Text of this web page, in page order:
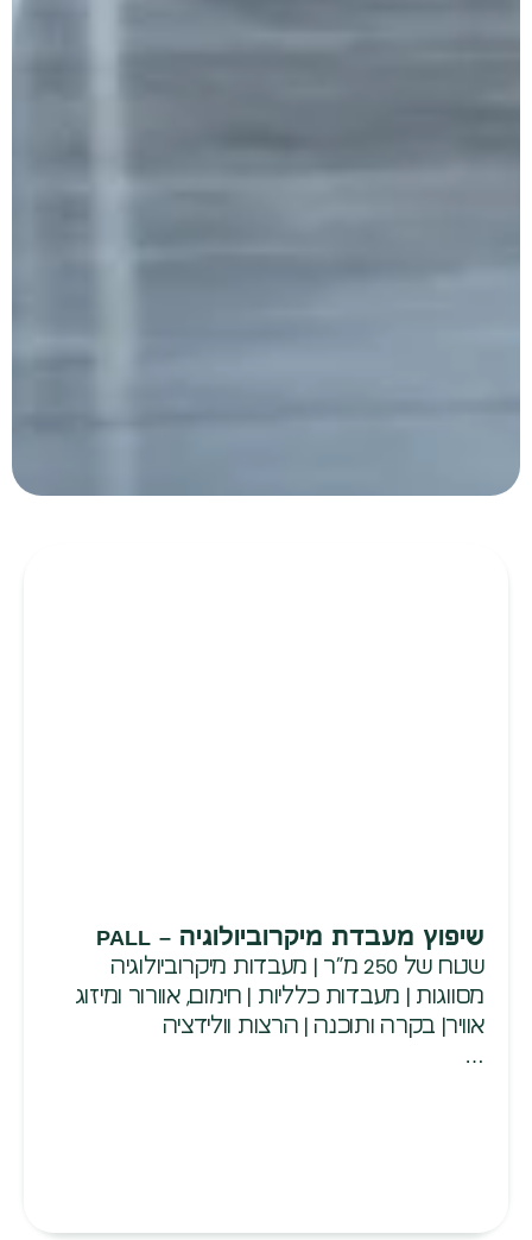
שיפוץ מעבדת מיקרוביולוגיה – PALL
שטח של 250 מ”ר | מעבדות מיקרוביולוגיה
מסווגות | מעבדות כלליות | חימום, אוורור ומיזוג
אוויר| בקרה ותוכנה | הרצות וולידציה
…